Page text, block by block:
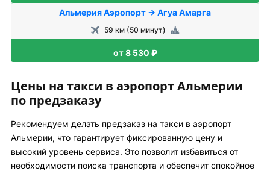
Альмерия Аэропорт → Агуа Амарга
59 км (50 минут)
от 8 530 ₽
Цены на такси в аэропорт Альмерии
по предзаказу
Рекомендуем делать предзаказ на такси в аэропорт
Альмерии, что гарантирует фиксированную цену и
высокий уровень сервиса. Это позволит избавиться от
необходимости поиска транспорта и обеспечит спокойное